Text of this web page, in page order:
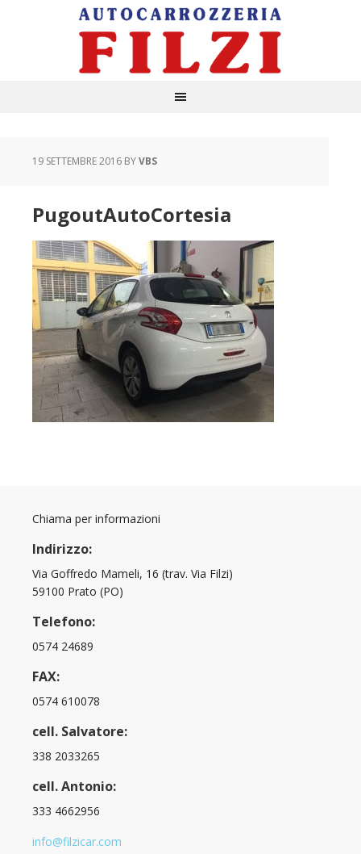
19 SETTEMBRE 2016 BYVBS
PugoutAutoCortesia
Chiama per informazioni
Indirizzo:
Via Goffredo Mameli, 16 (trav. Via Filzi)
59100 Prato (PO)
Telefono:
0574 24689
FAX:
0574 610078
cell. Salvatore:
338 2033265
cell. Antonio:
333 4662956
info@filzicar.com